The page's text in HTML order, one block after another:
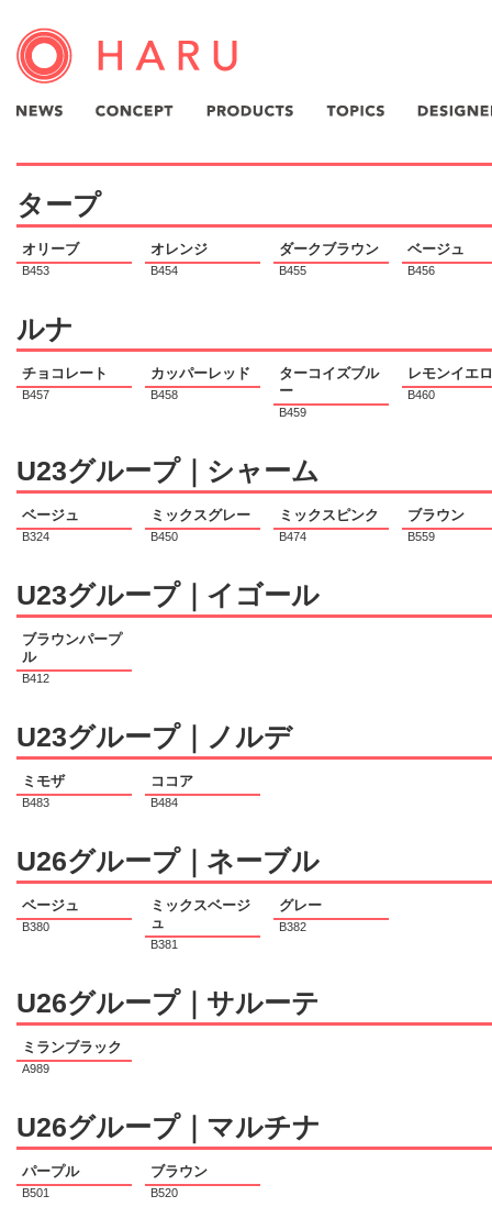
タープ
オリーブ
B453
オレンジ
B454
ダークブラウン
B455
ベージュ
B456
ルナ
チョコレート
B457
カッパーレッド
B458
ターコイズブル
ー
B459
レモンイエ
B460
U23グループ｜シャーム
ベージュ
B324
ミックスグレー
B450
ミックスピンク
B474
ブラウン
B559
U23グループ｜イゴール
ブラウンパープ
ル
B412
U23グループ｜ノルデ
ミモザ
B483
ココア
B484
U26グループ｜ネーブル
ベージュ
B380
ミックスベージ
ュ
B381
グレー
B382
U26グループ｜サルーテ
ミランブラック
A989
U26グループ｜マルチナ
パープル
B501
ブラウン
B520